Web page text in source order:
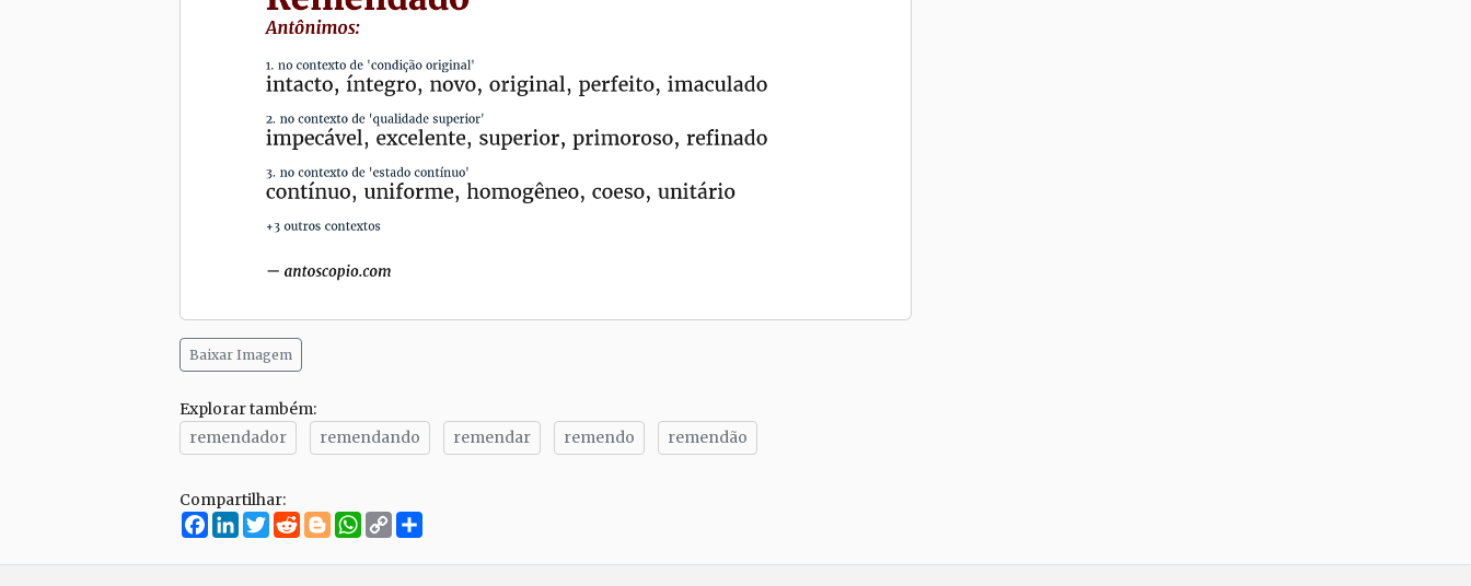
Baixar Imagem
Explorar também:
remendador
remendando remendar remendo remendão
Compartilhar:
Facebook
LinkedIn
Twitter
RedditBloggerWhatsApp
Copy
Link